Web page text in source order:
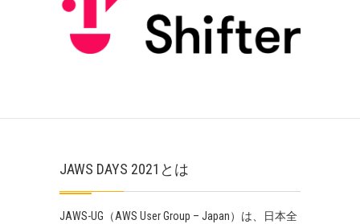
JAWS DAYS 2021とは
JAWS-UG（AWS User Group – Japan）は、日本全